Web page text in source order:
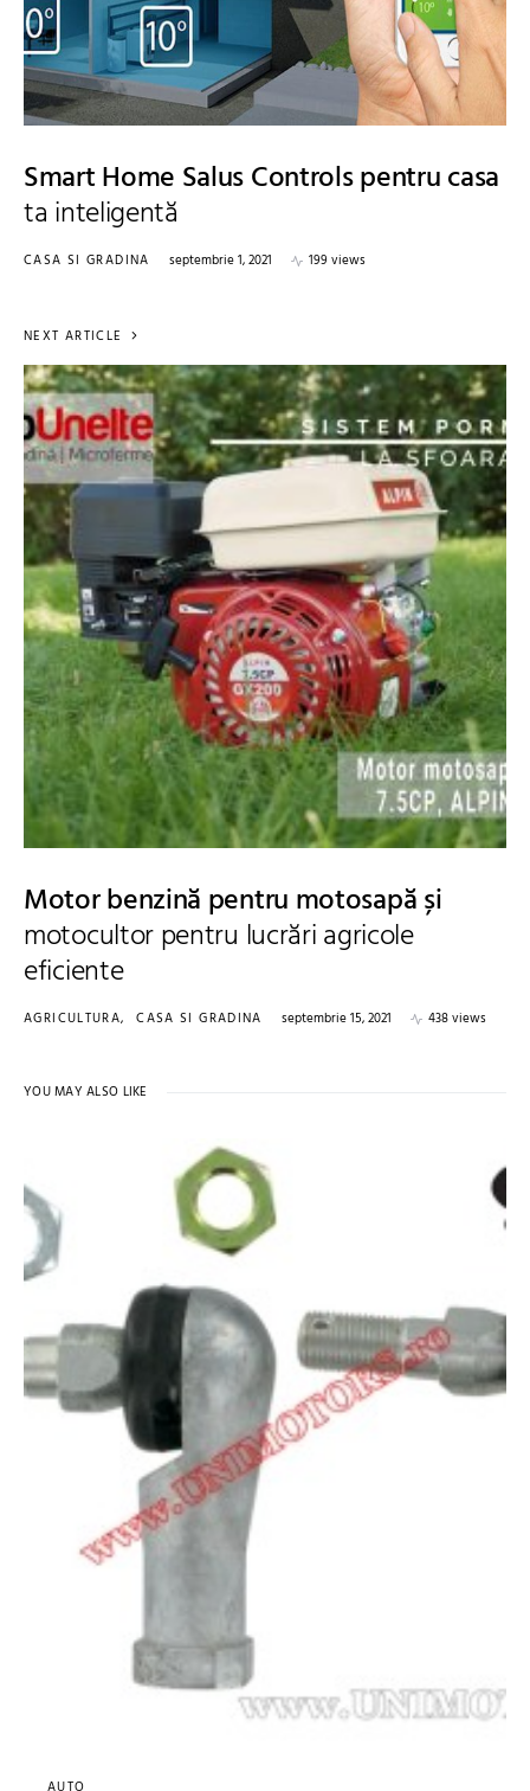
Smart Home Salus Controls pentru casa
ta inteligentă
CASA SI GRADINA septembrie 1, 2021 199 views
NEXT ARTICLE
Motor benzină pentru motosapă și
motocultor pentru lucrări agricole
eficiente
AGRICULTURA CASA SI GRADINA septembrie 15, 2021 438 views
YOU MAY ALSO LIKE